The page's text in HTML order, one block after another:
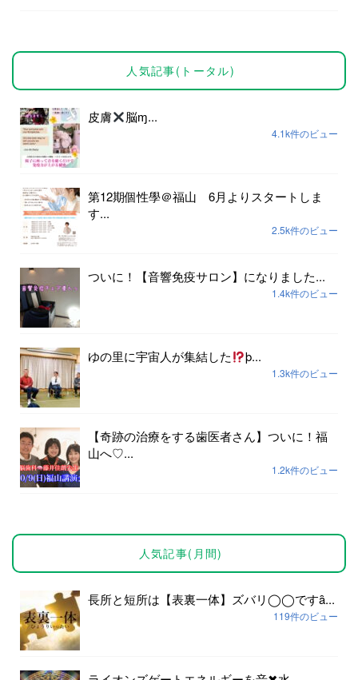
人気記事(トータル)
皮膚 脳ɱ...
4.1k件のビュー
第12期個性學＠福山 6月よりスタートしま
す...
2.5k件のビュー
ついに！【音響免疫サロン】になりました...
1.4k件のビュー
ゆの里に宇宙人が集結した þ...
1.3k件のビュー
【奇跡の治療をする歯医者さん】ついに！福
山へ♡...
1.2k件のビュー
人気記事(月間)
長所と短所は【表裏一体】ズバリ◯◯ですȃ...
119件のビュー